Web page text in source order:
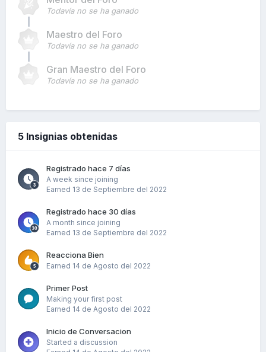
Todavía no se ha ganado
Maestro del Foro
Todavía no se ha ganado
Gran Maestro del Foro
Todavía no se ha ganado
5 Insignias obtenidas
Registrado hace 7 días
A week since joining
Earned 13 de Septiembre del 2022
Registrado hace 30 días
A month since joining
Earned 13 de Septiembre del 2022
Reacciona Bien
Earned 14 de Agosto del 2022
Primer Post
Making your first post
Earned 14 de Agosto del 2022
Inicio de Conversacion
Started a discussion